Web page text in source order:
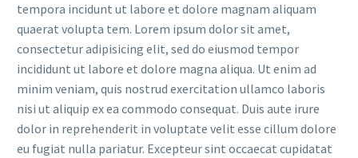
tempora incidunt ut labore et dolore magnam aliquam
quaerat volupta tem. Lorem ipsum dolor sit amet,
consectetur adipisicing elit, sed do eiusmod tempor
incididunt ut labore et dolore magna aliqua. Ut enim ad
minim veniam, quis nostrud exercitation ullamco laboris
nisi ut aliquip ex ea commodo consequat. Duis aute irure
dolor in reprehenderit in voluptate velit esse cillum dolore
eu fugiat nulla pariatur. Excepteur sint occaecat cupidatat